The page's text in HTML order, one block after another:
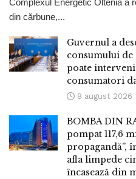
Complexul Energetic Oltenia a
din cărbune,...
Guvernul a
consumului
poate
consumatori
8 august 2026
BOMBA DIN
pompat 117,6
propagandă”,
afla limpede
încasează din